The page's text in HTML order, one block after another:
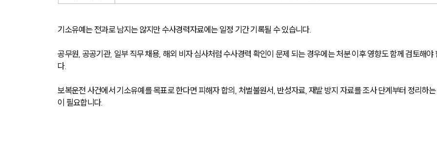
기소유예는 전과로 남지는 않지만 수사경력자료에는 일정 기간 기록될 수 있습니다.
공무원, 공공기관, 일부 직무 채용, 해외 비자 심사처럼 수사경력 확인이 문제 되는 경우에는 처분 이후 영향도 함께 검토해야
다.
보복운전 사건에서 기소유예를 목표로 한다면 피해자 합의, 처벌불원서, 반성자료, 재발 방지 자료를 조사 단계부터 정리하는
이 필요합니다.